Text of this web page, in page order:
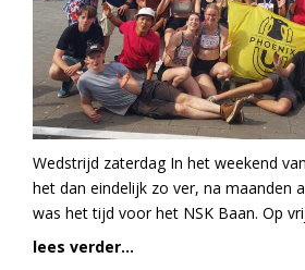
Wedstrijd zaterdag In het weekend
het dan eindelijk zo ver, na maanden
was het tijd voor het NSK Baan. Op
lees verder...